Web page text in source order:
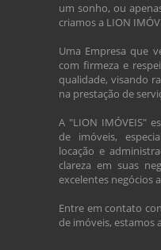
um sonho, ou
criamos a LION
Uma Empresa que
com firmeza e
qualidade, visando
na prestação de
A "LION IMÓVEIS"
de imóveis,
locação e
clareza em suas
excelentes negócios
Entre em contato
de imóveis, estamos